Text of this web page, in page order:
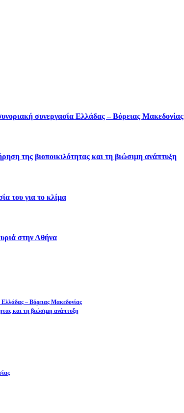
συνεργασία Ελλάδας – Βόρειας Μακεδονίας
της βιοποικιλότητας και τη βιώσιμη ανάπτυξη
του για το κλίμα
στην Αθήνα
– Βόρειας Μακεδονίας
και τη βιώσιμη ανάπτυξη